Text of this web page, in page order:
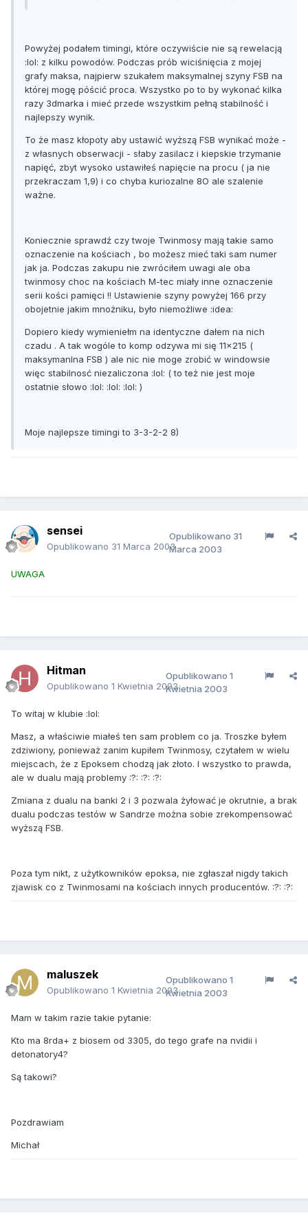
Powyżej podałem timingi, które oczywiście nie są rewelacją
:lol: z kilku powodów. Podczas prób wiciśnięcia z mojej
grafy maksa, najpierw szukałem maksymalnej szyny FSB na
której mogę póścić proca. Wszystko po to by wykonać kilka
razy 3dmarka i mieć przede wszystkim pełną stabilność i
najlepszy wynik.
To że masz kłopoty aby ustawić wyższą FSB wynikać może -
z własnych obserwacji - słaby zasilacz i kiepskie trzymanie
napięć, zbyt wysoko ustawiłeś napięcie na procu ( ja nie
przekraczam 1,9) i co chyba kuriozalne 8O ale szalenie
ważne.
Koniecznie sprawdź czy twoje Twinmosy mają takie samo
oznaczenie na kościach , bo możesz mieć taki sam numer
jak ja. Podczas zakupu nie zwróciłem uwagi ale oba
twinmosy choc na kościach M-tec miały inne oznaczenie
serii kości pamięci !! Ustawienie szyny powyżej 166 przy
obojetnie jakim mnożniku, było niemożliwe :idea:
Dopiero kiedy wymieniełm na identyczne dałem na nich
czadu . A tak wogóle to komp odzywa mi się 11x215 (
maksymanlna FSB ) ale nic nie moge zrobić w windowsie
więc stabilnosć niezaliczona :lol: ( to też nie jest moje
ostatnie słowo :lol: :lol: :lol: )
Moje najlepsze timingi to 3-3-2-2 8)
sensei
Opublikowano 31 Marca 2003
Opublikowano 31
Marca 2003
UWAGA
Hitman
Opublikowano 1 Kwietnia 2003
Opublikowano 1
Kwietnia 2003
To witaj w klubie :lol:
Masz, a właściwie miałeś ten sam problem co ja. Troszke byłem
zdziwiony, ponieważ zanim kupiłem Twinmosy, czytałem w wielu
miejscach, że z Epoksem chodzą jak złoto. I wszystko to prawda,
ale w dualu mają problemy :?: :?: :?:
Zmiana z dualu na banki 2 i 3 pozwala żyłować je okrutnie, a brak
dualu podczas testów w Sandrze można sobie zrekompensować
wyższą FSB.
Poza tym nikt, z użytkowników epoksa, nie zgłaszał nigdy takich
zjawisk co z Twinmosami na kościach innych producentów. :?: :?:
maluszek
Opublikowano 1 Kwietnia 2003
Opublikowano 1
Kwietnia 2003
Mam w takim razie takie pytanie:
Kto ma 8rda+ z biosem od 3305, do tego grafe na nvidii i
detonatory4?
Są takowi?
Pozdrawiam
Michał